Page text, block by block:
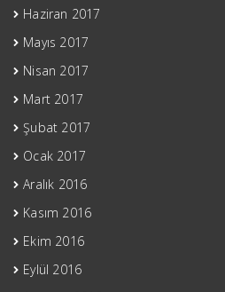
Haziran 2017
Mayıs 2017
Nisan 2017
Mart 2017
Şubat 2017
Ocak 2017
Aralık 2016
Kasım 2016
Ekim 2016
Eylül 2016